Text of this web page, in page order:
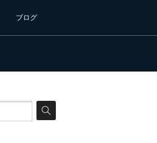
ブログ